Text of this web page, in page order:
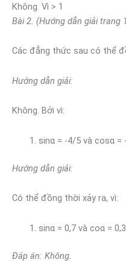
Không. Vì > 1
Bài 2. (Hướng dẫn giải trang
Các đẳng thức sau có thể
Hướng dẫn giải:
Không. Bởi vì:
sinα = -4/5 và cosα =
Hướng dẫn giải:
Có thể đồng thời xảy ra, vì:
sinα = 0,7 và coα = 0,3
Đáp án: Không.